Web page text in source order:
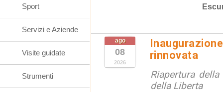
ago
08
2026
rinnovata
Riapertura
della Liberta
Sport
Servizi e Aziende
Visite guidate
Strumenti